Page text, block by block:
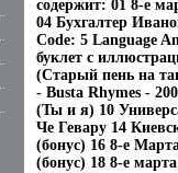
содержит: 01 8-е
04 Бухгалтер
Code: 5 Language
буклет с
(Старый пень на
- Busta Rhymes -
(Ты и я) 10
Че Гевару 14
(бонус) 16 8-е
(бонус) 18 8-е